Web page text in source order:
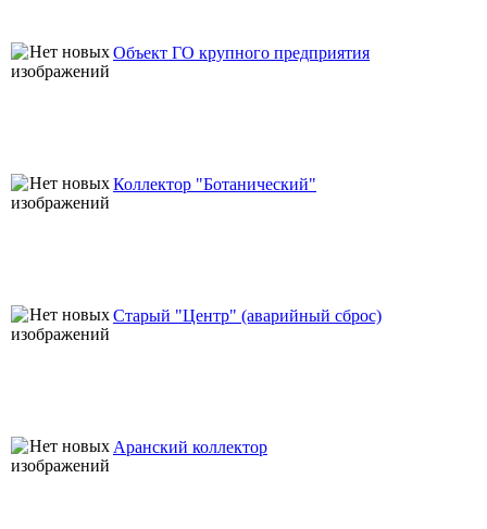
Объект ГО крупного предприятия
Коллектор "Ботанический"
Старый "Центр" (аварийный сброс)
Аранский коллектор